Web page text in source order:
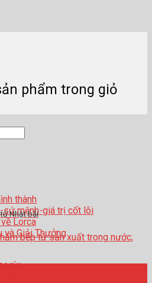
thành
sứ mệnh-giá trị cốt lõi
Lorca
và Giải Thưởng
MÙI
phẩm trong giỏ
Nhật bãi
bếp từ sản xuất trong nước,